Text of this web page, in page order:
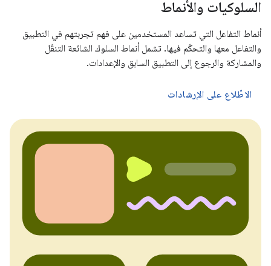
السلوكيات والأنماط
أنماط التفاعل التي تساعد المستخدمين على فهم تجربتهم في التطبيق
والتفاعل معها والتحكّم فيها. تشمل أنماط السلوك الشائعة التنقّل
والمشاركة والرجوع إلى التطبيق السابق والإعدادات.
الاطّلاع على الإرشادات